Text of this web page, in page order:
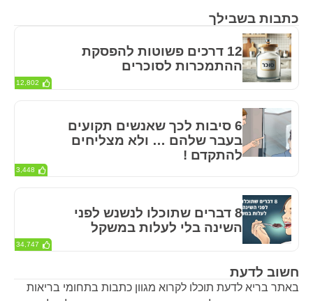
חשוב לדעת
באתר בריא לדעת תוכלו לקרוא מגוון כתבות בתחומי בריאות
כתבות בשבילך
12 דרכים פשוטות להפסקת
ההתמכרות לסוכרים
12,802
6 סיבות לכך שאנשים תקועים
בעבר שלהם … ולא מצליחים
להתקדם !
3,448
8 דברים שתוכלו לנשנש לפני
השינה בלי לעלות במשקל
34,747